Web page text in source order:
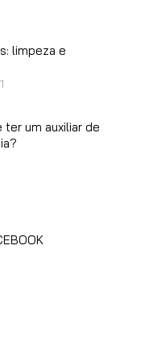
limpeza e
um auxiliar de